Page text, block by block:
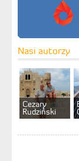
Nasi autorzy
Cezary
Rudziński